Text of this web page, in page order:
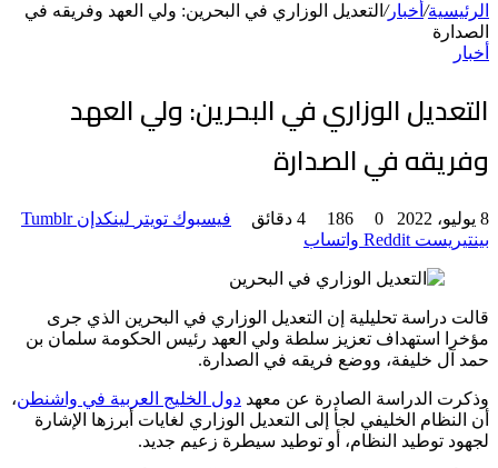
الرئيسية/ أخبار/ التعديل الوزاري في البحرين: ولي العهد وفريقه في
الصدارة
أخبار
التعديل الوزاري في البحرين: ولي العهد
وفريقه في الصدارة
8 يوليو، 2022 0 4 دقائق فيسبوك تويتر لينكدإن
بينتيريست
واتساب
قالت دراسة تحليلية إن التعديل الوزاري في البحرين الذي جرى
مؤخرا استهداف تعزيز سلطة ولي العهد رئيس الحكومة سلمان بن
حمد آل خليفة، ووضع فريقه في الصدارة.
وذكرت الدراسة الصادرة عن معهد دول الخليج العربية في واشنطن،
أن النظام الخليفي لجأ إلى التعديل الوزاري لغايات أبرزها الإشارة
لجهود توطيد النظام، أو توطيد سيطرة زعيم جديد.